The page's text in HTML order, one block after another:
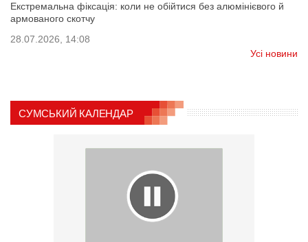
Екстремальна фіксація: коли не обійтися без алюмінієвого й
армованого скотчу
28.07.2026, 14:08
Усі новини
СУМСЬКИЙ КАЛЕНДАР